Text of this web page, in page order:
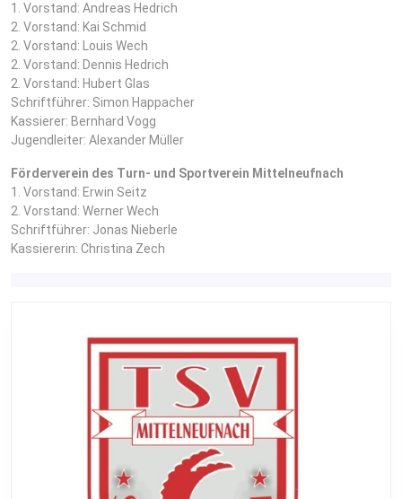
1. Vorstand: Andreas Hedrich
2. Vorstand: Kai Schmid
2. Vorstand: Louis Wech
2. Vorstand: Dennis Hedrich
2. Vorstand: Hubert Glas
Schriftführer: Simon Happacher
Kassierer: Bernhard Vogg
Jugendleiter: Alexander Müller
Förderverein des Turn- und Sportverein Mittelneufnach
1. Vorstand: Erwin Seitz
2. Vorstand: Werner Wech
Schriftführer: Jonas Nieberle
Kassiererin: Christina Zech